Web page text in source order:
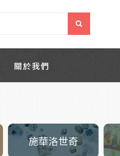
關於我們
施華洛世奇